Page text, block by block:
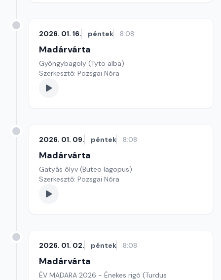
2026. 01. 16. péntek 8:08
Madárvárta
Gyöngybagoly (Tyto alba)
Szerkesztő: Pozsgai Nóra
2026. 01. 09. péntek 8:08
Madárvárta
Gatyás ölyv (Buteo lagopus)
Szerkesztő: Pozsgai Nóra
2026. 01. 02. péntek 8:08
Madárvárta
ÉV MADARA 2026 - Énekes rigó (Turdus